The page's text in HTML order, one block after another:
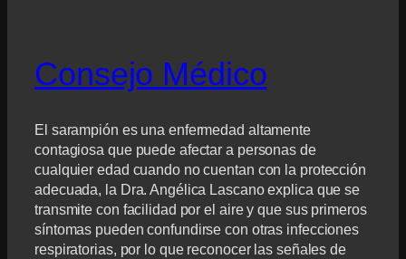
Consejo Médico
El sarampión es una enfermedad altamente
contagiosa que puede afectar a personas de
cualquier edad cuando no cuentan con la protección
adecuada, la Dra. Angélica Lascano explica que se
transmite con facilidad por el aire y que sus primeros
síntomas pueden confundirse con otras infecciones
respiratorias, por lo que reconocer las señales de